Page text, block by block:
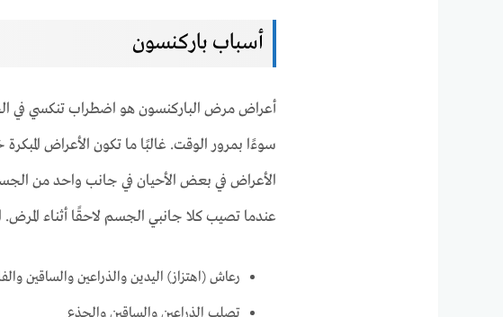
أسباب باركنسون
أعراض مرض الباركنسون هو اضطراب تنكسي في
سوءًا بمرور الوقت. غالبًا ما تكون الأعراض
الأعراض في بعض الأحيان في جانب واحد من
عندما تصيب كلا جانبي الجسم لاحقًا أثناء المرض.
رعاش (اهتزاز) اليدين والذراعين والساقين